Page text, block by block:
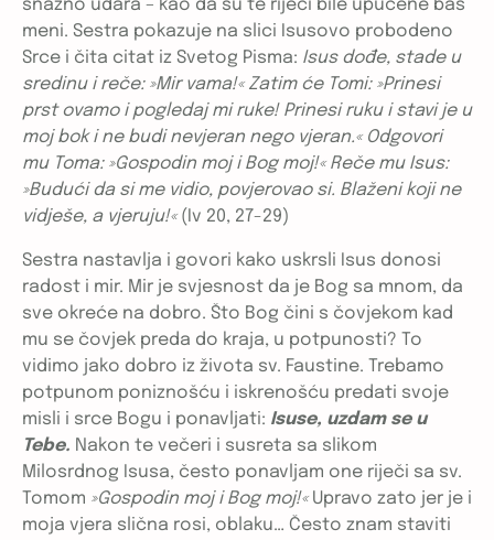
snažno udara – kao da su te riječi bile upućene baš
meni. Sestra pokazuje na slici Isusovo probodeno
Srce i čita citat iz Svetog Pisma: Isus dođe, stade u
sredinu i reče: »Mir vama!« Zatim će Tomi: »Prinesi
prst ovamo i pogledaj mi ruke! Prinesi ruku i stavi je u
moj bok i ne budi nevjeran nego vjeran.« Odgovori
mu Toma: »Gospodin moj i Bog moj!« Reče mu Isus:
»Budući da si me vidio, povjerovao si. Blaženi koji ne
vidješe, a vjeruju!«(Iv 20, 27-29)
Sestra nastavlja i govori kako uskrsli Isus donosi
radost i mir. Mir je svjesnost da je Bog sa mnom, da
sve okreće na dobro. Što Bog čini s čovjekom kad
mu se čovjek preda do kraja, u potpunosti? To
vidimo jako dobro iz života sv. Faustine. Trebamo
potpunom poniznošću i iskrenošću predati svoje
misli i srce Bogu i ponavljati: Isuse, uzdam se u
Tebe. Nakon te večeri i susreta sa slikom
Milosrdnog Isusa, često ponavljam one riječi sa sv.
Tomom »Gospodin moj i Bog moj!« Upravo zato jer je i
moja vjera slična rosi, oblaku… Često znam staviti